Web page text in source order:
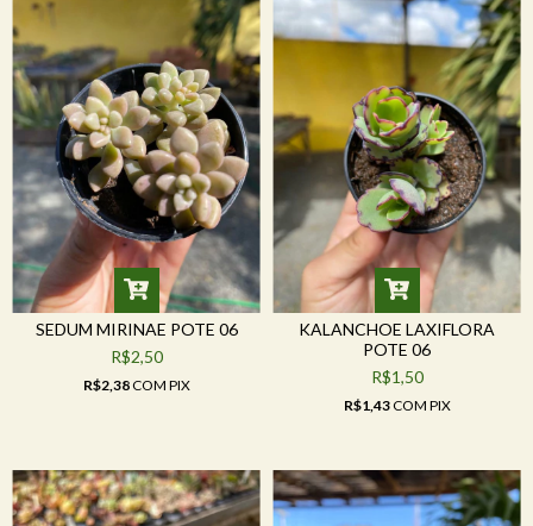
SEDUM MIRINAE POTE 06
R$2,50
R$2,38COM PIX
KALANCHOE LAXIFLORA
POTE 06
R$1,50
R$1,43COM PIX